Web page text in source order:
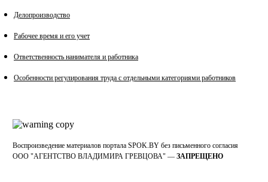
Делопроизводство
Рабочее время и его учет
Ответственность нанимателя и работника
Особенности регулирования труда с отдельными категориями работников
Воспроизведение материалов портала SPOK.BY без письменного согласия
OOO "АГЕНТСТВО ВЛАДИМИРА ГРЕВЦОВА" — ЗАПРЕЩЕНО